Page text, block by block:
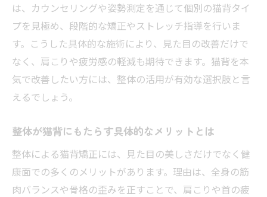
析
長期的な整体施術で猫背はどう改善するか
整体で姿勢改善した方の実際の変化事例紹
介
猫背矯正のための整体施術の効果的な流れ
整体のアドバイスで日常習慣も変わる理由
日常でできる猫背改善と整体の活用方法
整体と合わせて行いたい猫背対策ストレッ
チ法
は、カウンセリングや姿勢測定を通じて個別の猫背タイ
プを見極め、段階的な矯正やストレッチ指導を行いま
す。こうした具体的な施術により、見た目の改善だけで
なく、肩こりや疲労感の軽減も期待できます。猫背を本
気で改善したい方には、整体の活用が有効な選択肢と言
えるでしょう。
整体が猫背にもたらす具体的なメリットとは
整体による猫背矯正には、見た目の美しさだけでなく健
康面での多くのメリットがあります。理由は、全身の筋
肉バランスや骨格の歪みを正すことで、肩こりや首の疲